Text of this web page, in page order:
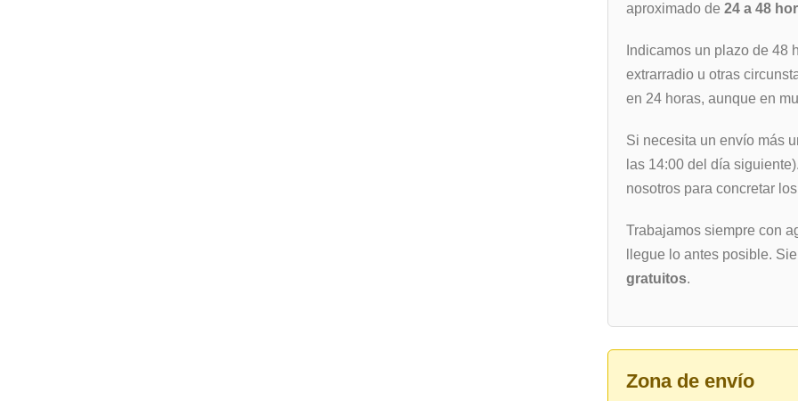
aproximado de 24 a 48
Indicamos un plazo de 48
extrarradio u otras
en 24 horas, aunque en
Si necesita un envío más
las 14:00 del día
nosotros para concretar
Trabajamos siempre con
llegue lo antes posible.
gratuitos.
Zona de envío